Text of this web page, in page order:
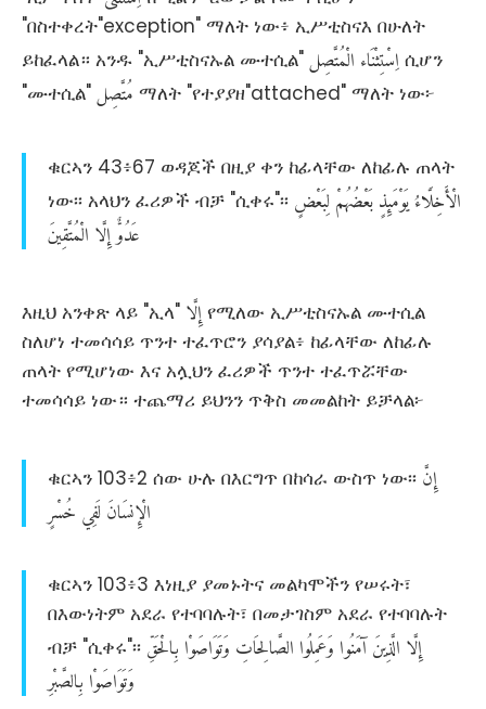
"በስተቀረት"exception" ማለት ነው፥ ኢሥቲስናእ በሁለት
ይከፈላል። አንዱ "ኢሥቲስናኡል ሙተሲል"
اِسْتِثْنَاءالْمُتَّصِل
ሲሆን
"ሙተሲል" مُتَّصِل ማለት "የተያያዘ"attached" ማለት ነው፦
ቁርኣን 43፥67 ወዳጆች በዚያ ቀን ከፊላቸው ለከፊሉ ጠላት
ነው፡፡ አላህን ፈሪዎች ብቻ "ሲቀሩ"፡፡
الْأَخِلَّاءُيَوْمَئِذٍبَعْضُهُمْلِبَعْضٍ
عَدُوٌّإِلَّاالْمُتَّقِينَ
እዚህ አንቀጽ ላይ "ኢላ" إِلَّا የሚለው ኢሥቲስናኡል ሙተሲል
ስለሆነ ተመሳሳይ ጥንተ ተፈጥሮን ያሳያል፥ ከፊላቸው ለከፊሉ
ጠላት የሚሆነው እና አሏህን ፈሪዎች ጥንተ ተፈጥሯቸው
ተመሳሳይ ነው። ተጨማሪ ይህንን ጥቅስ መመልከት ይቻላል፦
ቁርኣን 103፥2 ሰው ሁሉ በእርግጥ በከሳራ ውስጥ ነው፡፡ إِنَّ
الْإِنسَانَلَفِيخُسْرٍ
ቁርኣን 103፥3 እነዚያ ያመኑትና መልካሞችን የሠሩት፣
በእውነትም አደራ የተባባሉት፣ በመታገስም አደራ የተባባሉት
ብቻ "ሲቀሩ"፡፡
إِلَّاالَّذِينَآمَنُواوَعَمِلُواالصَّالِحَاتِوَتَوَاصَوْابِالْحَقِّ
وَتَوَاصَوْابِالصَّبْرِ